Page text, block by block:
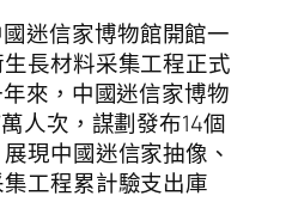
迷信家博物館開館一
長材料采集工程正式
來，中國迷信家博物
人次，謀劃發布14個
現中國迷信家抽像、
工程累計驗支出庫